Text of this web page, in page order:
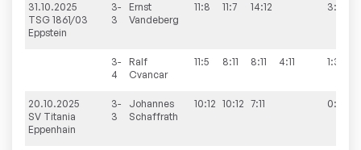
31.10.2025
TSG 1861/03
Eppstein
3-
3
Ernst
Vandeberg
11:8 11:7 14:12 3:0
3-
4
Ralf
Cvancar
11:5 8:11 8:11 4:11 1:3
20.10.2025
SV Titania
Eppenhain
3-
3
Johannes
Schaffrath
10:12 10:12 7:11 0:3